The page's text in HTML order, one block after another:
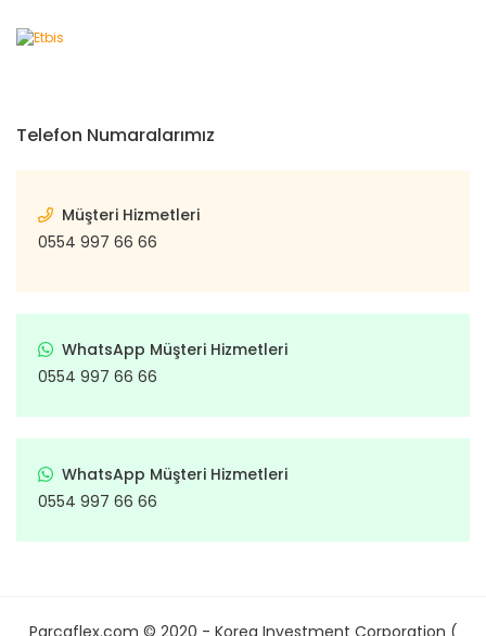
Telefon Numaralarımız
Müşteri Hizmetleri
0554 997 66 66
WhatsApp Müşteri Hizmetleri
0554 997 66 66
WhatsApp Müşteri Hizmetleri
0554 997 66 66
Parcaflex.com © 2020 - Korea Investment Corporation (